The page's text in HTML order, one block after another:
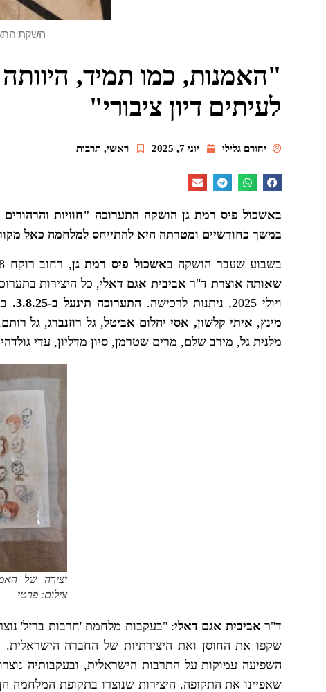
השקת
"האמנות, כמו תמיד,
לעיתים דיון ציבורי"
יהורם גלילי יוני 7, 2025 ראשי, תרבות
באשכול פיס רמת גן הושקה התערוכה "חוויות
במשך כחודשיים ומטרתה היא להתייחס למלחמה כאל
בשבוע שעבר הושקה באשכול פיס רמת גן, רחוב רוקח 118, רמת גן התערוכה
שאותה אוצרת ד"ר אביבית אגם דאלי, כל היצירות
ויולי 2025, ניתנות לרכישה.
התערוכה תינעל ב-3.8.25.
מינץ, איתי קלשון, אסי יהלום אביטל,גל רוזנברג, גל רותם
מלנית גל, מירב שלם, מרים שטרמן, סיון מדליון, עדי
יצירה של
צילום: פרטי
ד"ר אביבית אגם דאלי: "בעקבות מלחמת 'חרבות ברזל'
שקפו את החוסן ואת היצירתיות של החברה
השפיעה עמוקות על התרבות הישראלית, ובעקבותיה
שאפיינו את התקופה. היצירות שנוצרו בתקופת המלחמה